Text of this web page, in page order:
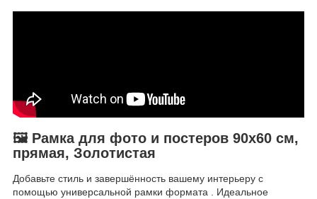
🖼 Рамка для фото и постеров 90х60 см,
прямая, Золотистая
Добавьте стиль и завершённость вашему интерьеру с
помощью универсальной рамки формата . Идеальное